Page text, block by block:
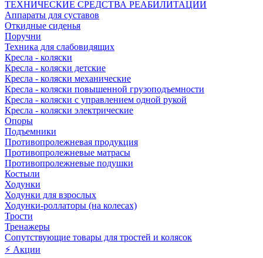
ТЕХНИЧЕСКИЕ СРЕДСТВА РЕАБИЛИТАЦИИ
Аппараты для суставов
Откидные сиденья
Поручни
Техника для слабовидящих
Кресла - коляски
Кресла - коляски детские
Кресла - коляски механические
Кресла - коляски повышенной грузоподъемности
Кресла - коляски с управлением одной рукой
Кресла - коляски электрические
Опоры
Подъемники
Противопролежневая продукция
Противопролежневые матрасы
Противопролежневые подушки
Костыли
Ходунки
Ходунки для взрослых
Ходунки-роллаторы (на колесах)
Трости
Тренажеры
Сопутствующие товары для тростей и колясок
⚡ Акции